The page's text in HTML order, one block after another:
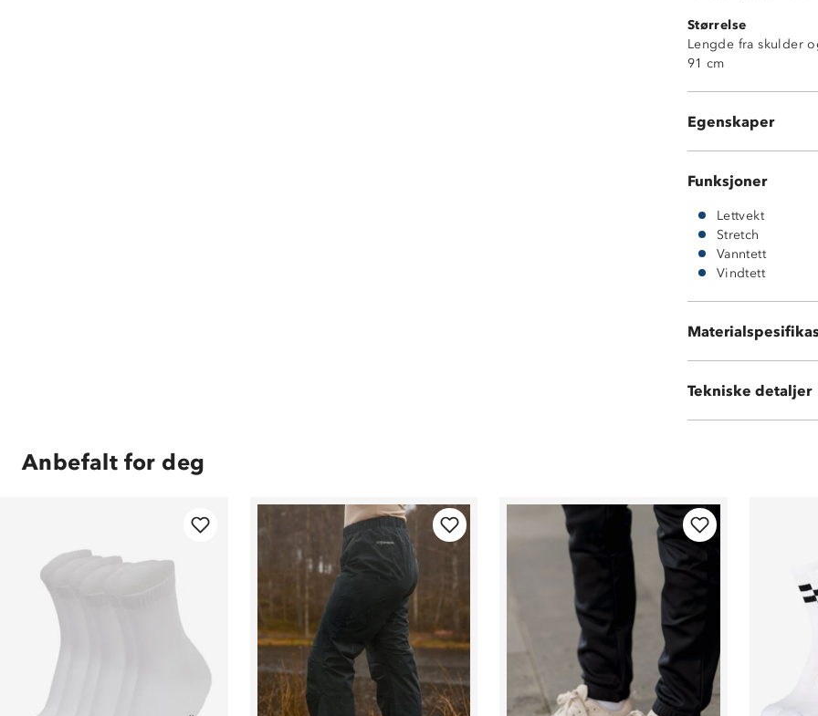
Størrelse
Lengde fra skulder
91 cm
Egenskaper
Åpning i
Vid passform
Splitt nederst i
Vekt: 560 gram
Funksjoner
Lettvekt
Stretch
Vanntett
Vindtett
100 % polyester
Tekniske detaljer
Vekt: 560 gram
Anbefalt for deg